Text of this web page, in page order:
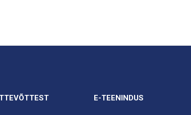
E-TEENINDUS